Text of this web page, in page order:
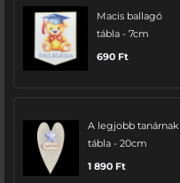
Macis ballagó
tábla - 7cm
690 Ft
A legjobb tanárnak
tábla - 20cm
1 890 Ft